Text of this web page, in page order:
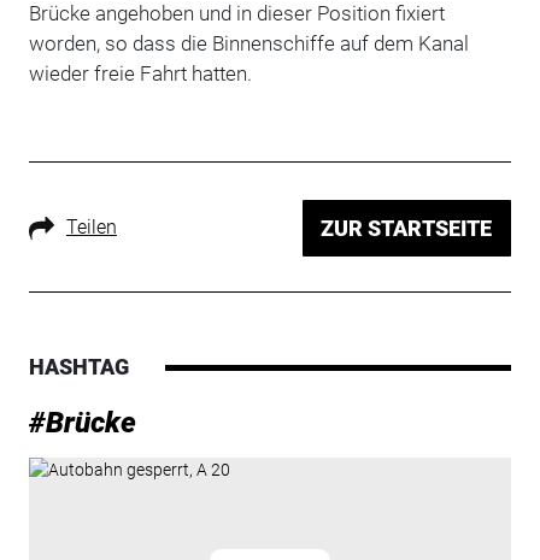
Brücke angehoben und in dieser Position fixiert
worden, so dass die Binnenschiffe auf dem Kanal
wieder freie Fahrt hatten.
Teilen ZUR STARTSEITE
HASHTAG
#Brücke